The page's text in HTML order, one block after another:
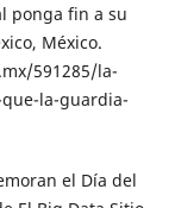
ponga fin a su
Méxi­co.
591285/la-
la-guardia-
el Día del